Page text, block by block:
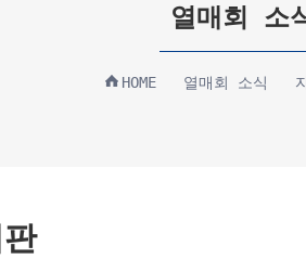
열매회 소
HOME 열매회 소식